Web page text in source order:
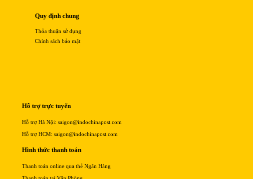
Quy định chung
Thỏa thuận sử dụng
Chính sách bảo mật
Hỗ trợ trực tuyến
Hỗ trợ Hà Nội: saigon@indochinapost.com
Hỗ trợ HCM: saigon@indochinapost.com
Hình thức thanh toán
Thanh toán online qua thẻ Ngân Hàng